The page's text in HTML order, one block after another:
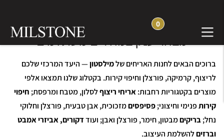
0
חנות אריחים, פסיפסים ואבן טבעית —
מבחר ענק במחירים משתלמים
ברוכים הבאים לחנות האריחים שלמילסטון— היעד המרכזי שלכם
לריצוף, קרמיקה, פורצלן וחיפוי קירות. בקטלוג שלנו תמצאו אלפי
מוצרים בקטגוריות רחבות:אריחי ריצוףלסלון, מטבח ומרפסת; חיפוי
קירותפנימי וחיצוני;פסיפסיםמזכוכית, אבן טבעית, פורצלן וחלוקי
נחל;בריקיםמבטון, חימר, פורצלן ואבן; ועודדקורים, אביזרי אמבט
וברזיםלהשלמת העיצוב.